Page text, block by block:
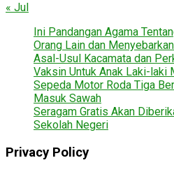
« Jul
Ini Pandangan Agama
Orang Lain dan
Asal-Usul Kacamata dan
Vaksin Untuk Anak Laki-laki
Sepeda Motor Roda Tiga
Masuk Sawah
Seragam Gratis Akan
Sekolah Negeri
Privacy Policy